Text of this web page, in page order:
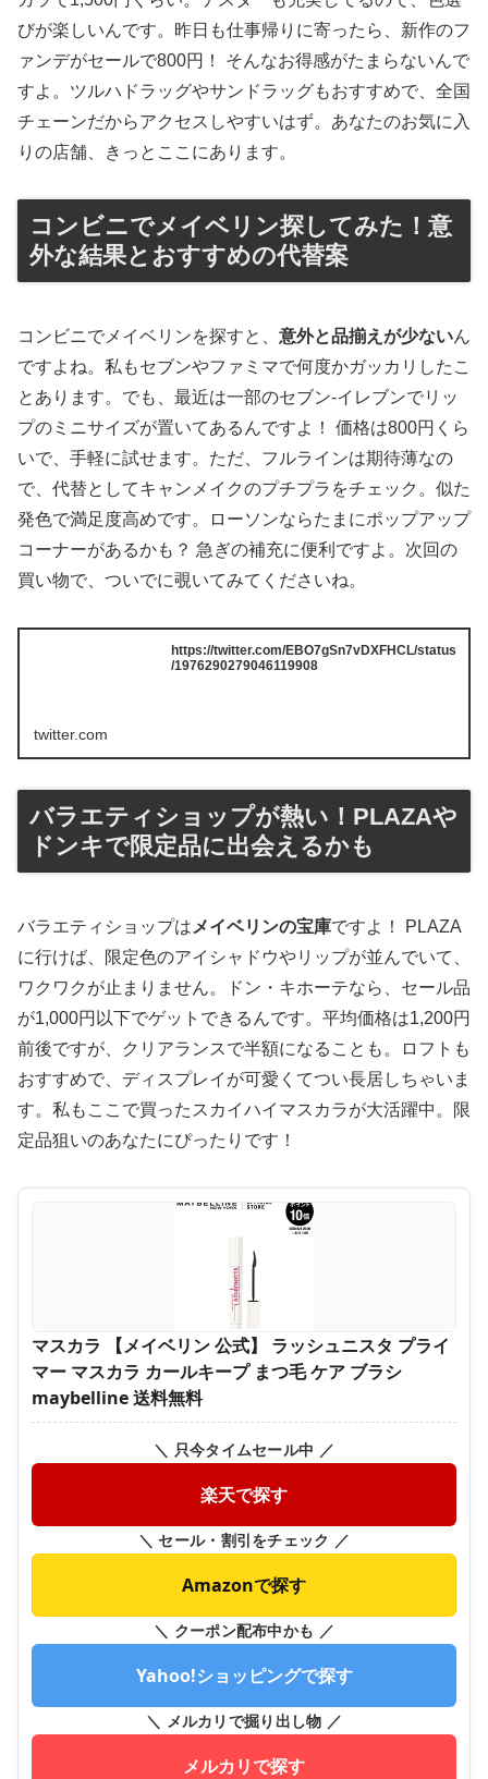
びが楽しいんです。昨日も仕事帰りに寄ったら、新作のフ
ァンデがセールで800円！ そんなお得感がたまらないんで
すよ。ツルハドラッグやサンドラッグもおすすめで、全国
チェーンだからアクセスしやすいはず。あなたのお気に入
りの店舗、きっとここにあります。
コンビニでメイベリン探してみた！意
外な結果とおすすめの代替案
コンビニでメイベリンを探すと、 意外と品揃えが少ないん
ですよね。私もセブンやファミマで何度かガッカリしたこ
とあります。でも、最近は一部のセブン-イレブンでリッ
プのミニサイズが置いてあるんですよ！ 価格は800円くら
いで、手軽に試せます。ただ、フルラインは期待薄なの
で、代替としてキャンメイクのプチプラをチェック。似た
発色で満足度高めです。ローソンならたまにポップアップ
コーナーがあるかも？ 急ぎの補充に便利ですよ。次回の
買い物で、ついでに覗いてみてくださいね。
https://twitter.com/EBO7gSn7vDXFHCL/status
/1976290279046119908
twitter.com
バラエティショップが熱い！PLAZAや
ドンキで限定品に出会えるかも
バラエティショップは メイベリンの宝庫ですよ！ PLAZA
に行けば、限定色のアイシャドウやリップが並んでいて、
ワクワクが止まりません。ドン・キホーテなら、セール品
が1,000円以下でゲットできるんです。平均価格は1,200円
前後ですが、クリアランスで半額になることも。ロフトも
おすすめで、ディスプレイが可愛くてつい長居しちゃいま
す。私もここで買ったスカイハイマスカラが大活躍中。限
定品狙いのあなたにぴったりです！
マスカラ 【メイベリン 公式】 ラッシュニスタ プライ
マー マスカラ カールキープ まつ毛 ケア ブラシ
maybelline 送料無料
＼ 只今タイムセール中 ／
楽天で探す
＼ セール・割引をチェック ／
Amazonで探す
＼ クーポン配布中かも ／
Yahoo!ショッピングで探す
＼ メルカリで掘り出し物 ／
メルカリで探す